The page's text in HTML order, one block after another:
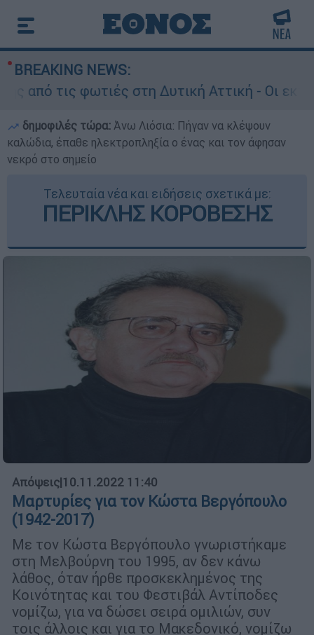
BREAKING NEWS:
φωτιές στη Δυτική Αττική - Οι εκτάσεις
δημοφιλές τώρα: Άνω Λιόσια: Πήγαν να κλέψουν
καλώδια, έπαθε ηλεκτροπληξία ο ένας και τον άφησαν
νεκρό στο σημείο
Τελευταία νέα και ειδήσεις σχετικά με:
ΠΕΡΙΚΛΗΣ ΚΟΡΟΒΕΣΗΣ
Απόψεις|10.11.2022 11:40
Μαρτυρίες για τον Κώστα Βεργόπουλο
(1942-2017)
Με τον Κώστα Βεργόπουλο γνωριστήκαμε
στη Μελβούρνη του 1995, αν δεν κάνω
λάθος, όταν ήρθε προσκεκλημένος της
Κοινότητας και του Φεστιβάλ Αντίποδες
νομίζω, για να δώσει σειρά ομιλιών, συν
τοις άλλοις και για το Μακεδονικό, νομίζω